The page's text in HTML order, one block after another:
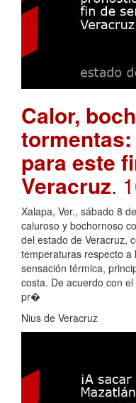
Calor,
para este
Veracruz.
Xalapa, Ver., sábado 8
caluroso y bochornoso
del estado de Veracruz,
temperaturas respecto
sensación térmica,
costa. De acuerdo con
pr�
Nius de Veracruz